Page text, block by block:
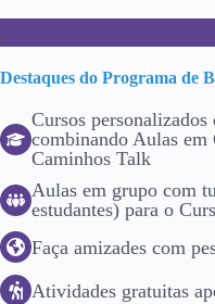
.
Destaques do Programa de
Cursos
combinando Aulas
Caminhos Talk
Aulas em grupo com
estudantes) para o
Faça amizades com
Atividades gratuitas